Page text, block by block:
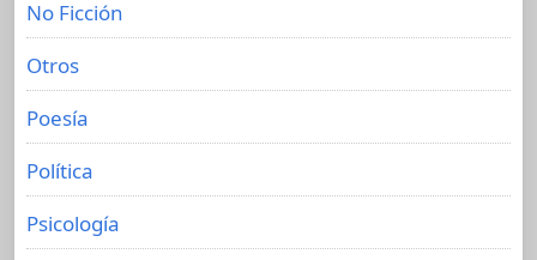
No Ficción
Otros
Poesía
Política
Psicología